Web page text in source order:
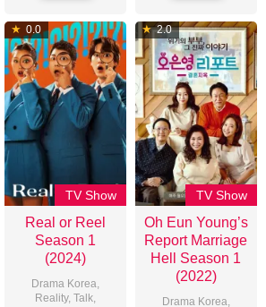
0.0
TV Show
Real or Reel
Season 1
(2024)
Drama Korea,
Reality, Talk,
2.0
TV Show
Oh Eun Young’s
Report Marriage
Hell Season 1
(2022)
Drama Korea,